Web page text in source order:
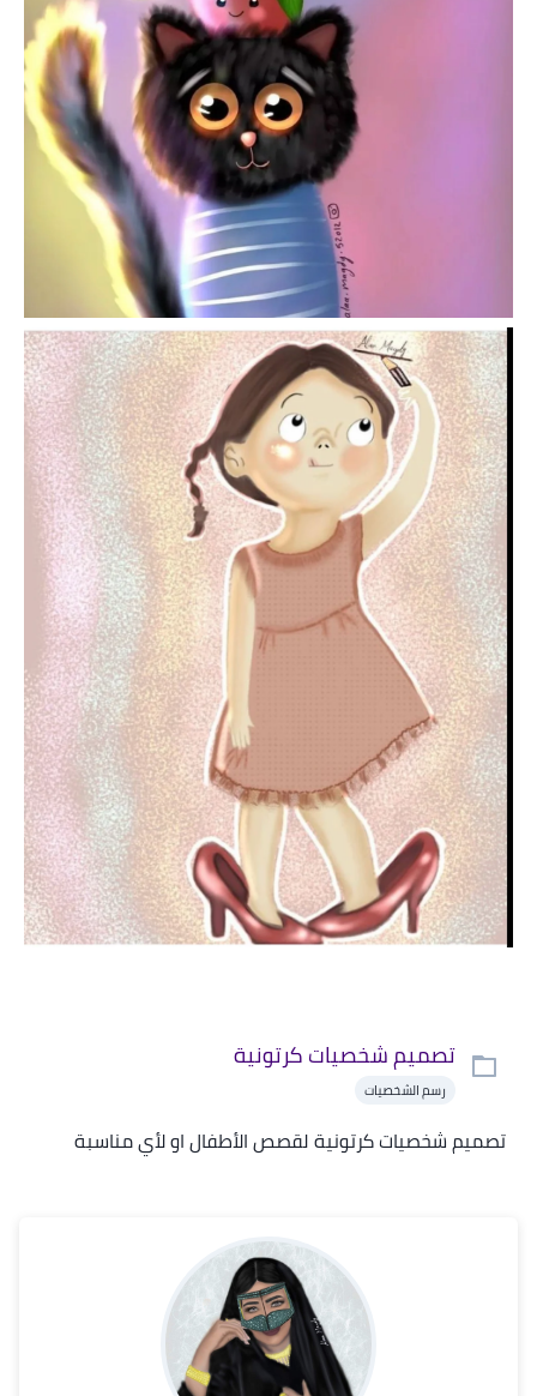
تصميم شخصيات كرتونية
رسم الشخصيات
تصميم شخصيات كرتونية لقصص الأطفال او لأي مناسبة